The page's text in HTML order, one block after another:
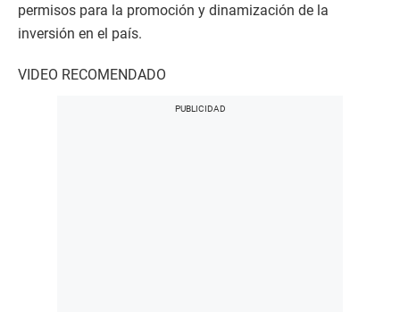
permisos para la promoción y dinamización de la
inversión en el país.
VIDEO RECOMENDADO